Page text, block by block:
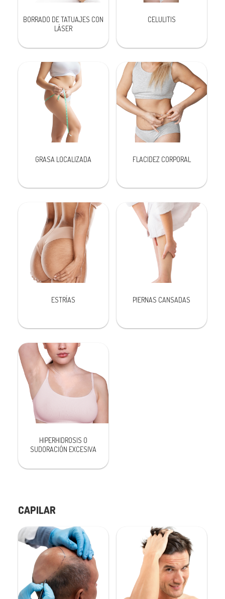
BORRADO DE TATUAJES CON
LÁSER
CELULITIS
GRASA LOCALIZADA FLACIDEZ CORPORAL
ESTRÍAS PIERNAS CANSADAS
HIPERHIDROSIS O
SUDORACIÓN EXCESIVA
CAPILAR